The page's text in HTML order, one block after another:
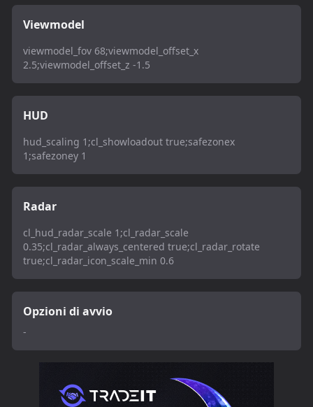
Viewmodel
viewmodel_fov 68;viewmodel_offset_x
2.5;viewmodel_offset_z -1.5
HUD
hud_scaling 1;cl_showloadout true;safezonex
1;safezoney 1
Radar
cl_hud_radar_scale 1;cl_radar_scale
0.35;cl_radar_always_centered true;cl_radar_rotate
true;cl_radar_icon_scale_min 0.6
Opzioni di avvio
-